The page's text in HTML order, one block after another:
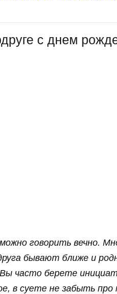
с днем
говорить вечно.
бывают ближе и
часто берете
в суете не забыть про